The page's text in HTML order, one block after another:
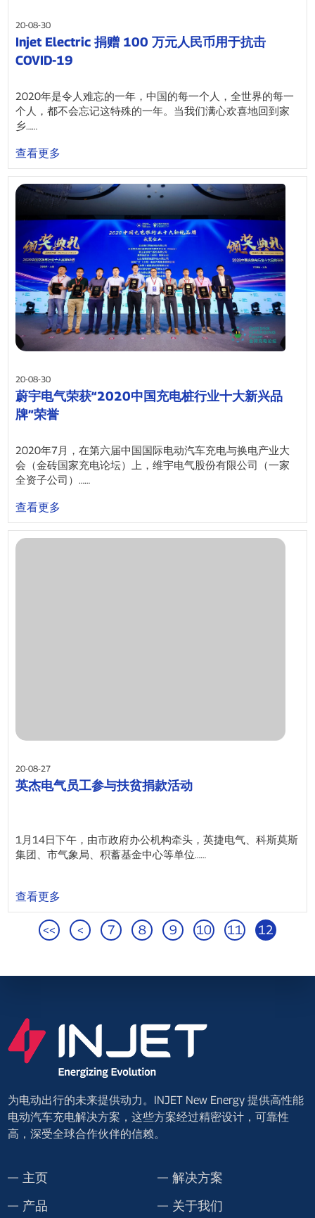
20-08-30
Injet Electric 捐赠 100 万元人民币用于抗击
COVID-19
2020年是令人难忘的一年，中国的每一个人，全世界的每一
个人，都不会忘记这特殊的一年。当我们满心欢喜地回到家
乡……
查看更多
20-08-30
蔚宇电气荣获“2020中国充电桩行业十大新兴品
牌”荣誉
2020年7月，在第六届中国国际电动汽车充电与换电产业大
会（金砖国家充电论坛）上，维宇电气股份有限公司（一家
全资子公司）……
查看更多
20-08-27
英杰电气员工参与扶贫捐款活动
1月14日下午，由市政府办公机构牵头，英捷电气、科斯莫斯
集团、市气象局、积蓄基金中心等单位……
查看更多
<< < 7 8 9 10 11 12
为电动出行的未来提供动力。INJET New Energy 提供高性能
电动汽车充电解决方案，这些方案经过精密设计，可靠性
高，深受全球合作伙伴的信赖。
主页
解决方案
产品
关于我们